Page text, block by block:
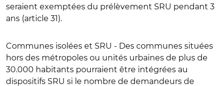
seraient exemptées du prélèvement SRU pendant 3
ans (article 31).
Communes isolées et SRU - Des communes situées
hors des métropoles ou unités urbaines de plus de
30.000 habitants pourraient être intégrées au
dispositifs SRU si le nombre de demandeurs de